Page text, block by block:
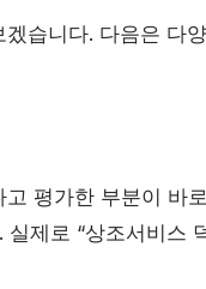
습니다. 다음은 다
평가한 부분이 바
제로 “상조서비스